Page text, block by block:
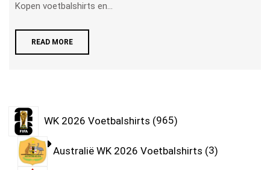
Kopen voetbalshirts en...
READ MORE
WK 2026 Voetbalshirts 965
Australië WK 2026 Voetbalshirts 3